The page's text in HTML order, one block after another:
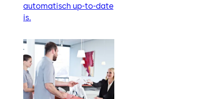
automatisch up-to-date
is.